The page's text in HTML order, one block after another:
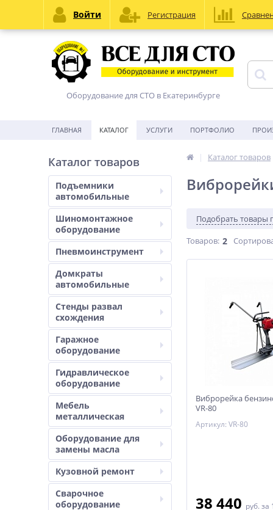
Оборудование для СТО в Екатеринбурге
ГЛАВНАЯ КАТАЛОГ УСЛУГИ ПОРТФОЛИО
Каталог товаров
Подъемники
автомобильные
Шиномонтажное
оборудование
Пневмоинструмент
Домкраты
автомобильные
Стенды развал
схождения
Гаражное
оборудование
Гидравлическое
оборудование
Мебель
металлическая
Оборудование для
замены масла
Кузовной ремонт
Сварочное
оборудование
Каталог товаров
Подобрать товары
Товаров: 2
Виброрейка
VR-80
Артикул: VR-80
38 440 руб. за
Войти Регистрация